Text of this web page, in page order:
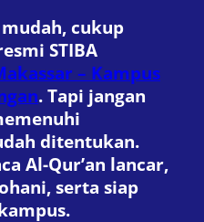
cukup
STIBA
– Kampus
. Tapi jangan
ditentukan.
Al-Qur’an lancar,
serta siap